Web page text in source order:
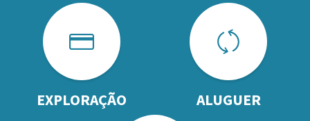
EXPLORAÇÃO ALUGUER